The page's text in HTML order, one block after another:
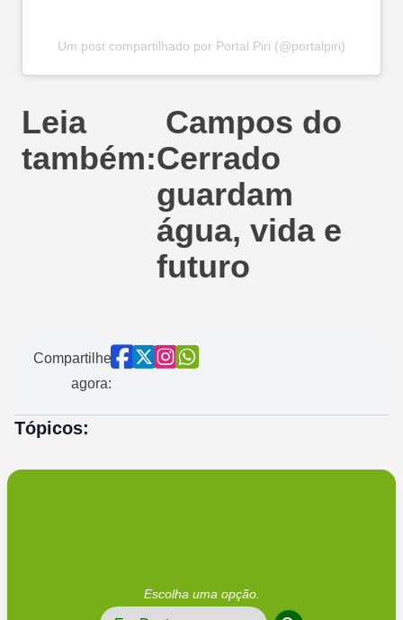
Um post compartilhado por Portal Piri (@portalpiri)
Leia
também:
Campos do
Cerrado
guardam
água, vida e
futuro
Compartilhe
agora:
Tópicos:
Escolha uma opção.